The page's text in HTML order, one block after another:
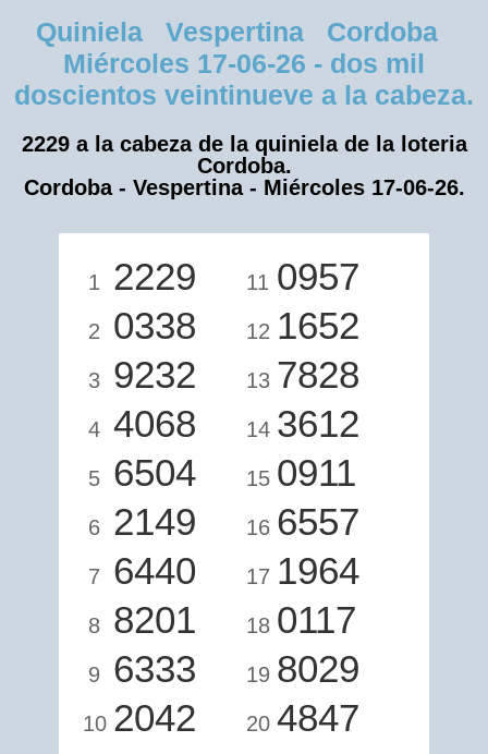
Quiniela Vespertina Cordoba
Miércoles 17-06-26 - dos mil
doscientos veintinueve a la cabeza.
2229 a la cabeza de la quiniela de la loteria
Cordoba.
Cordoba - Vespertina - Miércoles 17-06-26.
1 2229
2 0338
3 9232
4 4068
5 6504
6 2149
7 6440
8 8201
9 6333
10 2042
11 0957
12 1652
13 7828
14 3612
15 0911
16 6557
17 1964
18 0117
19 8029
20 4847